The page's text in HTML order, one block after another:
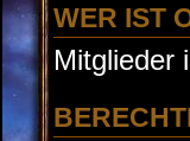
WER IST
Mitglieder